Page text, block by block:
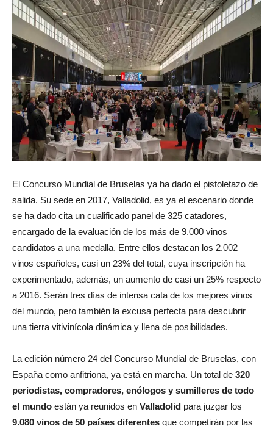
El Concurso Mundial de Bruselas ya ha dado el pistoletazo de
salida. Su sede en 2017, Valladolid, es ya el escenario donde
se ha dado cita un cualificado panel de 325 catadores,
encargado de la evaluación de los más de 9.000 vinos
candidatos a una medalla. Entre ellos destacan los 2.002
vinos españoles, casi un 23% del total, cuya inscripción ha
experimentado, además, un aumento de casi un 25% respecto
a 2016. Serán tres días de intensa cata de los mejores vinos
del mundo, pero también la excusa perfecta para descubrir
una tierra vitivinícola dinámica y llena de posibilidades.
La edición número 24 del Concurso Mundial de Bruselas, con
España como anfitriona, ya está en marcha. Un total de 320
periodistas, compradores, enólogos y sumilleres de todo
el mundo están ya reunidos en Valladolid para juzgar los
9.080 vinos de 50 países diferentes que competirán por las